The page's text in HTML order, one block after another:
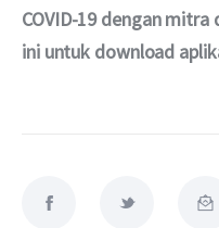
COVID-19 dengan
ini untuk download